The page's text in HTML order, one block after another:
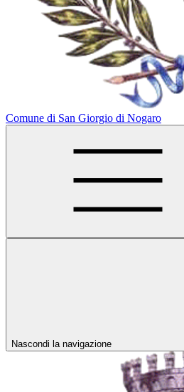
Comune di San Giorgio di Nogaro
Nascondi la navigazione